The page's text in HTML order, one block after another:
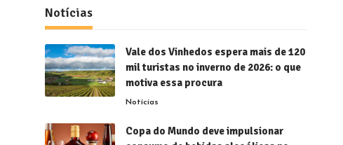
Notícias
Vale dos Vinhedos espera mais de 120
mil turistas no inverno de 2026: o que
motiva essa procura
Notícias
Copa do Mundo deve impulsionar